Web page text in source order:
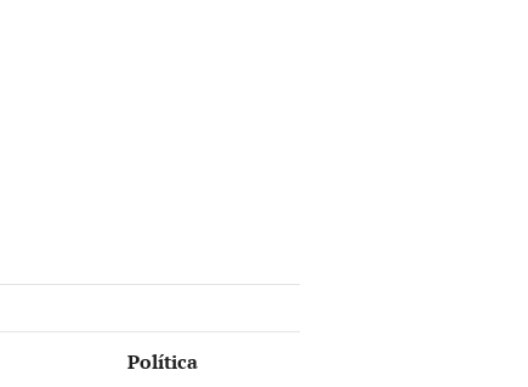
Política